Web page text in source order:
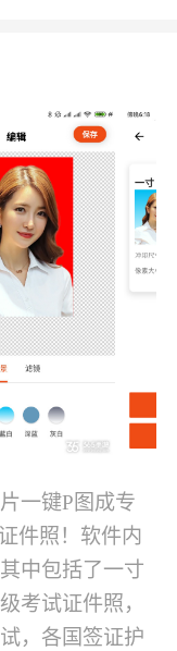
一键P图成专
件照！软件内
中包括了一寸
考试证件照，
，各国签证护